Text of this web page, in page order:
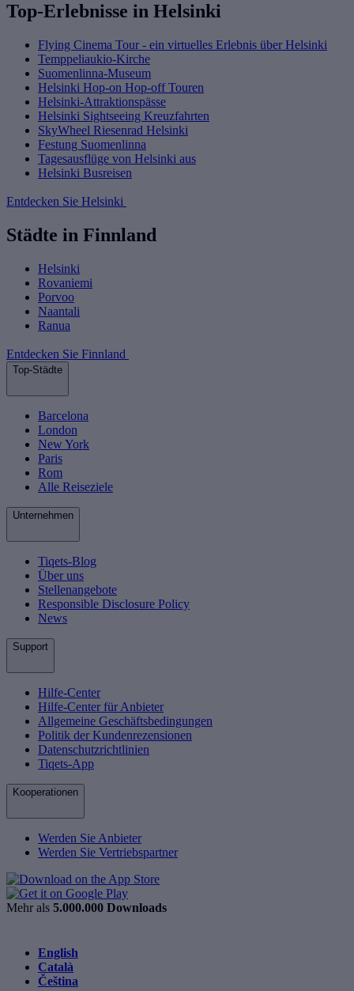
Top-Erlebnisse in Helsinki
Flying Cinema Tour - ein virtuelles Erlebnis über Helsinki
Temppeliaukio-Kirche
Suomenlinna-Museum
Helsinki Hop-on Hop-off Touren
Helsinki-Attraktionspässe
Helsinki Sightseeing Kreuzfahrten
SkyWheel Riesenrad Helsinki
Festung Suomenlinna
Tagesausflüge von Helsinki aus
Helsinki Busreisen
Entdecken Sie Helsinki
Städte in Finnland
Helsinki
Rovaniemi
Porvoo
Naantali
Ranua
Entdecken Sie Finnland
Top-Städte
Barcelona
London
New York
Paris
Rom
Alle Reiseziele
Unternehmen
Tiqets-Blog
Über uns
Stellenangebote
Responsible Disclosure Policy
News
Support
Hilfe-Center
Hilfe-Center für Anbieter
Allgemeine Geschäftsbedingungen
Politik der Kundenrezensionen
Datenschutzrichtlinien
Tiqets-App
Kooperationen
Werden Sie Anbieter
Werden Sie Vertriebspartner
Mehr als 5.000.000 Downloads
English
Català
Čeština